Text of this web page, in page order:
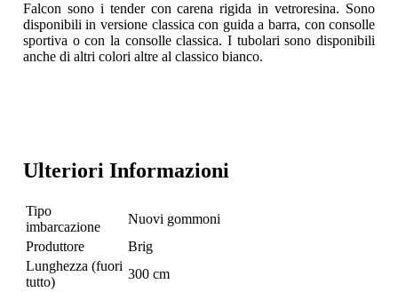
Falcon sono i tender con carena rigida in vetroresina. Sono
disponibili in versione classica con guida a barra, con consolle
sportiva o con la consolle classica. I tubolari sono disponibili
anche di altri colori altre al classico bianco.
Ulteriori Informazioni
Tipo
imbarcazione
Nuovi gommoni
Produttore
Brig
Lunghezza (fuori
tutto)
300 cm